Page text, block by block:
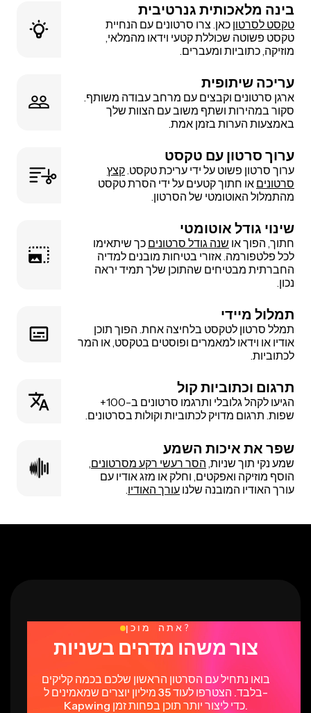
בינה מלאכותית גנרטיבית
טקסט לסרטון כאן. צרו סרטונים עם הנחיית
טקסט פשוטה שכוללת קטעי וידאו מהמלאי,
מוזיקה, כתוביות ומעברים.
עריכה שיתופית
ארגן סרטונים וקבצים עם מרחב עבודה משותף.
סקור במהירות ושתף משוב עם הצוות שלך
באמצעות הערות בזמן אמת.
ערוך סרטון עם טקסט
ערוך סרטון פשוט על ידי עריכת טקסט. קצץ
סרטונים או חתוך קטעים על ידי הסרת טקסט
מהתמלול האוטומטי של הסרטון.
שינוי גודל אוטומטי
חתוך, הפוך או שנה גודל סרטונים כך שיתאימו
לכל פלטפורמה. אזורי בטיחות מובנים למדיה
החברתית מבטיחים שהתוכן שלך תמיד יראה
נכון.
תמלול מיידי
תמלל סרטון לטקסט בלחיצה אחת. הפוך תוכן
אודיו או וידאו למאמרים ופוסטים בטקסט, או המר
לכתוביות.
תרגום וכתוביות קול
הגיעו לקהל גלובלי ותרגמו סרטונים ב-100+
שפות. תרגום מדויק לכתוביות וקולות בסרטונים.
שפר את איכות השמע
שמע נקי תוך שניות, הסר רעשי רקע מסרטונים
הוסף מוזיקה ואפקטים, וחלק או מזג אודיו עם
עורך האודיו המובנה שלנו עורך האודיו
אתה מוכן?
צור משהו מדהים בשניות
בואו נתחיל עם הסרטון הראשון שלכם בכמה קליקים
בלבד. הצטרפו לעוד 35 מיליון יוצרים שמאמינים ל-
Kapwing כדי ליצור יותר תוכן בפחות זמן.